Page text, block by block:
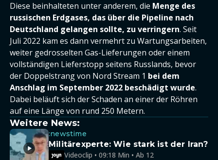
Diese beinhalteten unter anderem, die Menge des
russischen Erdgases, das über die Pipeline nach
Deutschland gelangen sollte, zu verringern. Seit
Juli 2022 kam es dann vermehrt zu Wartungsarbeiten,
weiter gedrosselten Gas-Lieferungen oder einem
vollständigen Lieferstopp seitens Russlands, bevor
der Doppelstrang von Nord Stream 1 bei dem
Anschlag im September 2022 beschädigt wurde.
Dabei beläuft sich der Schaden an einer der Röhren
auf eine Länge von rund 250 Metern.
Weitere News:
:newstime
Militärexperte: Wie stark ist der Iran?
Videoclip • 09:18 Min • Ab 12